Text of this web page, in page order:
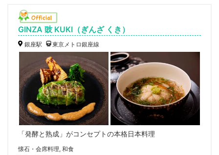
GINZA 豉 KUKI（ぎんざ くき）
銀座駅 東京メトロ銀座線
「発酵と熟成」がコンセプトの本格日本料理
懐石・会席料理, 和食